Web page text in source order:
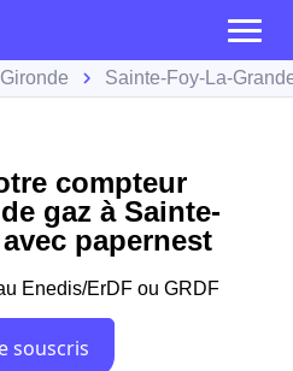
Gironde Sainte-Foy-La-